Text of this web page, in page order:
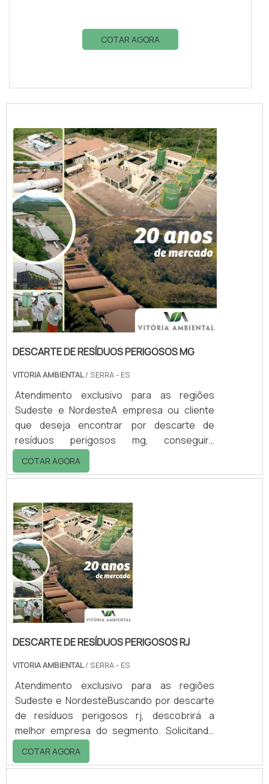
COTAR AGORA
DESCARTE DE RESÍDUOS PERIGOSOS MG
VITORIA AMBIENTAL/ SERRA - ES
Atendimento exclusivo para as regiões
Sudeste e NordesteA empresa ou cliente
que deseja encontrar por descarte de
resíduos perigosos mg, conseguirá
encontrar no website da Vitória Ambiental.
Realizando uma cotação por meio da
descobrindo a melhor referência em
qualidade do mercado.Quando a questão é
descarte de resíduos perigosos mg, com a
equipe da Vitória Ambiental conseguirá
proteção com comp...
COTAR AGORA
DESCARTE DE RESÍDUOS PERIGOSOS RJ
VITORIA AMBIENTAL/ SERRA - ES
Atendimento exclusivo para as regiões
Sudeste e NordesteBuscando por descarte
de resíduos perigosos rj, descobrirá a
melhor empresa do segmento. Solicitando
mais informações na vitrine que se chama
Soluções Industriais e conhecendo a melhor
COTAR AGORA